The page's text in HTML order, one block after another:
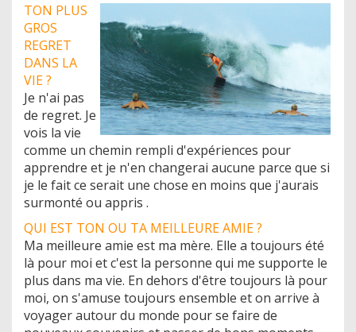
TON PLUS
GROS
REGRET
DANS LA
VIE ?
Je n'ai pas
de regret. Je
vois la vie
comme un chemin rempli d'expériences pour
apprendre et je n'en changerai aucune parce que si
je le fait ce serait une chose en moins que j'aurais
surmonté ou appris .
QUI EST TON OU TA MEILLEURE AMIE ?
Ma meilleure amie est ma mère. Elle a toujours été
là pour moi et c'est la personne qui me supporte le
plus dans ma vie. En dehors d'être toujours là pour
moi, on s'amuse toujours ensemble et on arrive à
voyager autour du monde pour se faire de